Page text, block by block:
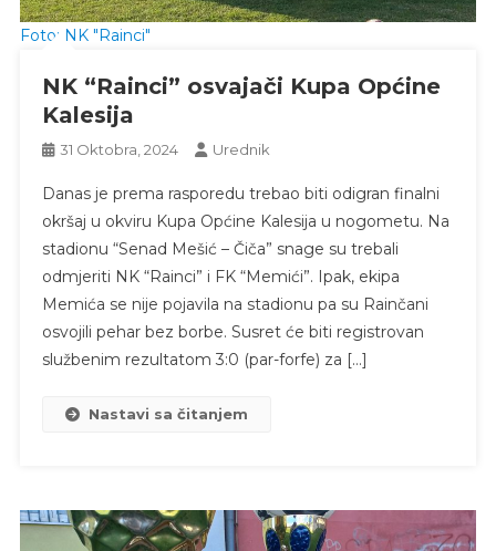
Foto: NK "Rainci"
NK “Rainci” osvajači Kupa Općine
Kalesija
31 Oktobra, 2024 Urednik
Danas je prema rasporedu trebao biti odigran finalni
okršaj u okviru Kupa Općine Kalesija u nogometu. Na
stadionu “Senad Mešić – Čiča” snage su trebali
odmjeriti NK “Rainci” i FK “Memići”. Ipak, ekipa
Memića se nije pojavila na stadionu pa su Rainčani
osvojili pehar bez borbe. Susret će biti registrovan
službenim rezultatom 3:0 (par-forfe) za […]
Nastavi sa čitanjem